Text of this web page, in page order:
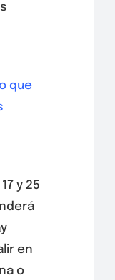
que
y 25
en
o